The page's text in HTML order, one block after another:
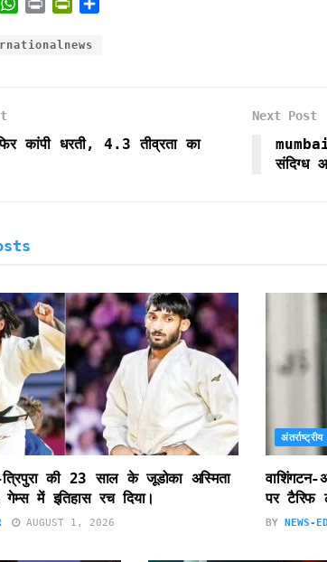
a
p
i
i
i
कांपी धरती, 4.3 तीव्रता का
Next Post
संदिग्ध
की 23 साल के जूडोका अस्मिता
में इतिहास रच दिया।
AUGUST 1, 2026
अंतर्राष्ट्रीय
पर टैरिफ
BY NEWS-